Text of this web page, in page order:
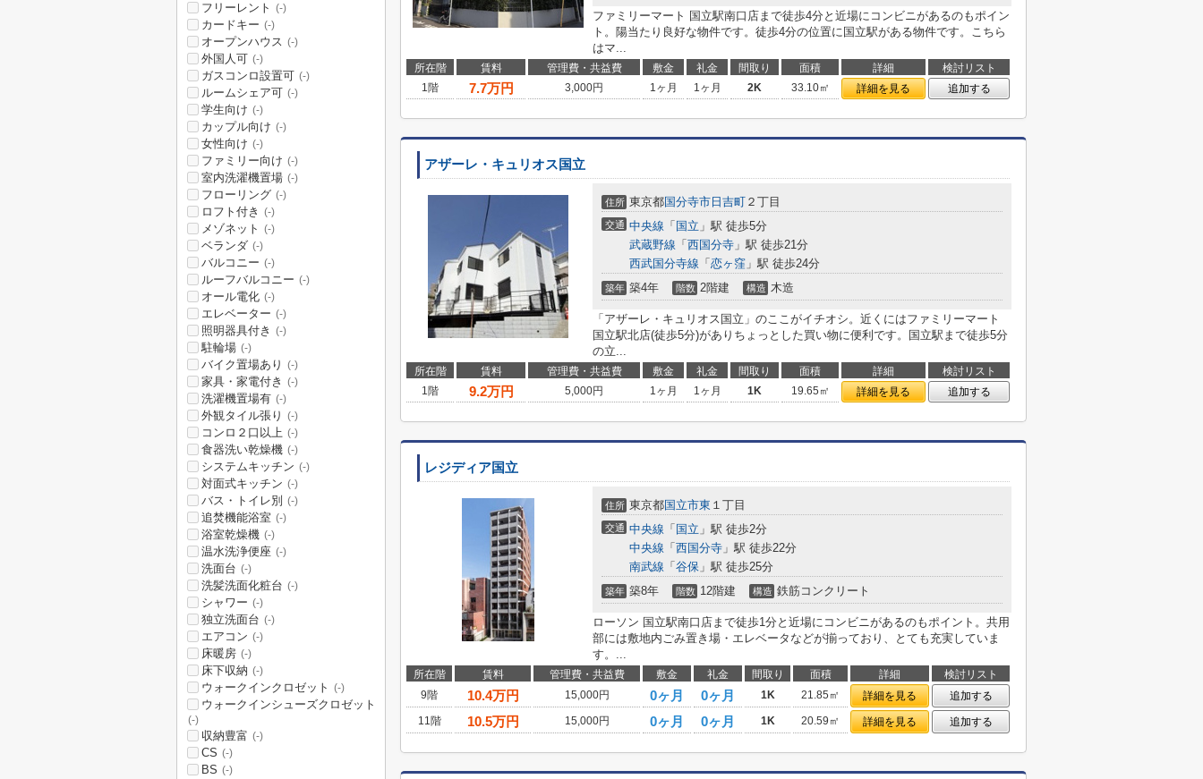
ファミリーマート 国立駅南口店まで徒歩4分と近場にコンビニがあるのもポイン
ト。陽当たり良好な物件です。徒歩4分の位置に国立駅がある物件です。こちら
はマ...
所在階 賃料 管理費・共益費 敷金 礼金 間取り 面積 詳細
検討リスト
1階
7.7万円 3,000円 1ヶ月 1ヶ月 2K 33.10㎡ 詳細を見る 追加する
アザーレ・キュリオス国立
住所 東京都国分寺市 日吉町 ２丁目
交通 中央線 「 国立 」駅 徒歩5分
武蔵野線 「 西国分寺 」駅 徒歩21分
西武国分寺線 「 恋ヶ窪 」駅 徒歩24分
築年 築4年 階数 2階建 構造 木造
「アザーレ・キュリオス国立」のここがイチオシ。近くにはファミリーマート
国立駅北店(徒歩5分)がありちょっとした買い物に便利です。国立駅まで徒歩5分
の立...
所在階 賃料 管理費・共益費 敷金 礼金 間取り 面積 詳細
検討リスト
1階
9.2万円 5,000円 1ヶ月 1ヶ月 1K 19.65㎡ 詳細を見る 追加する
レジディア国立
住所 東京都国立市東 １丁目
交通 中央線 「 国立 」駅 徒歩2分
中央線 「 西国分寺 」駅 徒歩22分
南武線 「 谷保 」駅 徒歩25分
築年 築8年 階数 12階建 構造 鉄筋コンクリート
ローソン 国立駅南口店まで徒歩1分と近場にコンビニがあるのもポイント。共用
部には敷地内ごみ置き場・エレベータなどが揃っており、とても充実していま
す。...
所在階 賃料 管理費・共益費 敷金 礼金 間取り 面積 詳細
検討リスト
9階
10.4万円 15,000円 0ヶ月 0ヶ月 1K 21.85㎡ 詳細を見る
追加する
11階
10.5万円 15,000円 0ヶ月 0ヶ月 1K 20.59㎡ 詳細を見る 追加する
フリーレント (-)
カードキー (-)
オープンハウス (-)
外国人可 (-)
ガスコンロ設置可 (-)
ルームシェア可 (-)
学生向け (-)
カップル向け (-)
女性向け (-)
ファミリー向け (-)
室内洗濯機置場 (-)
フローリング (-)
ロフト付き (-)
メゾネット (-)
ベランダ (-)
バルコニー (-)
ルーフバルコニー (-)
オール電化 (-)
エレベーター (-)
照明器具付き (-)
駐輪場 (-)
バイク置場あり (-)
家具・家電付き (-)
洗濯機置場有 (-)
外観タイル張り (-)
コンロ２口以上 (-)
食器洗い乾燥機 (-)
システムキッチン (-)
対面式キッチン (-)
バス・トイレ別 (-)
追焚機能浴室 (-)
浴室乾燥機 (-)
温水洗浄便座 (-)
洗面台 (-)
洗髪洗面化粧台 (-)
シャワー (-)
独立洗面台 (-)
エアコン (-)
床暖房 (-)
床下収納 (-)
ウォークインクロゼット (-)
ウォークインシューズクロゼット
(-)
収納豊富 (-)
CS (-)
BS (-)